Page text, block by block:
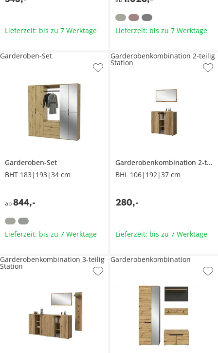
Lieferzeit: bis zu 7 Werktage Lieferzeit: bis zu 7 Werktage
Garderoben-Set
BHT 183|193|34 cm
ab844,-
Garderoben-Set
Lieferzeit: bis zu 7 Werktage
Garderobenkombination 2-teilig
BHL 106|192|37 cm
280,-
Garderobenkombination 2-teilig
Station
Lieferzeit: bis zu 7 Werktage
Garderobenkombination 3-teilig
Station
Garderobenkombination